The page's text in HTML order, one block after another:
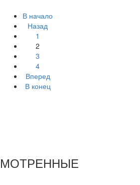
В начало
Назад
1
2
3
4
Вперед
В конец